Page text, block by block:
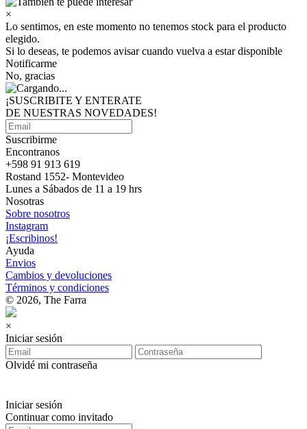
×
Lo sentimos, en este momento no tenemos stock para el producto
elegido.
Si lo deseas, te podemos avisar cuando vuelva a estar disponible
Notificarme
No, gracias
¡SUSCRIBITE Y ENTERATE
DE NUESTRAS NOVEDADES!
Suscribirme
Encontranos
+598 91 913 619
Rostand 1552- Montevideo
Lunes a Sábados de 11 a 19 hrs
Nosotras
Sobre nosotros
Instagram
¡Escribinos!
Ayuda
Envios
Cambios y devoluciones
Términos y condiciones
© 2026, The Farra
×
Iniciar sesión
Olvidé mi contraseña
Iniciar sesión
Continuar como invitado